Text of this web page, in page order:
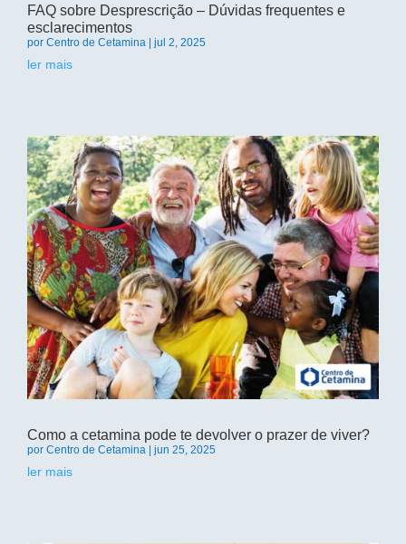
FAQ sobre Desprescrição – Dúvidas frequentes e
esclarecimentos
por Centro de Cetamina jul 2, 2025
ler mais
Como a cetamina pode te devolver o prazer de viver?
por Centro de Cetamina jun 25, 2025
ler mais